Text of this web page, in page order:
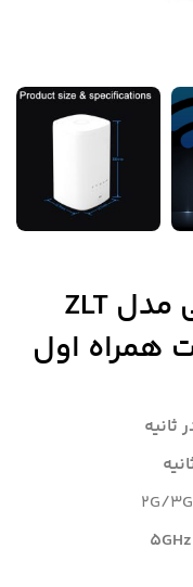
مودم 4G/5G زد ال تی مدل ZLT